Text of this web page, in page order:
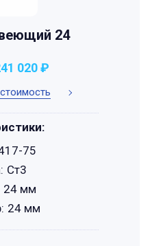
24
020 ₽
75
Ст3
24 мм
24 мм